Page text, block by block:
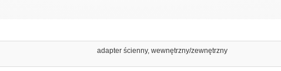
adapter ścienny, wewnętrzny/zewnętrzny